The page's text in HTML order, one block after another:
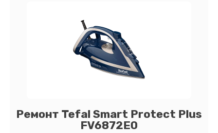
Ремонт Tefal Smart Protect Plus
FV6872E0